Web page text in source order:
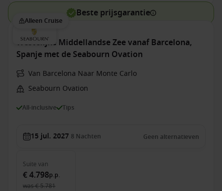
Beste prijsgarantie
Alleen Cruise
Westelijke Middellandse Zee vanaf Barcelona,
Spanje met de Seabourn Ovation
Van Barcelona Naar Monte Carlo
Seabourn Ovation
All-inclusive Tips
15 jul. 2027 8 Nachten Geen alternatieven
Suite van
€ 4.798p.p.
was€ 5.781